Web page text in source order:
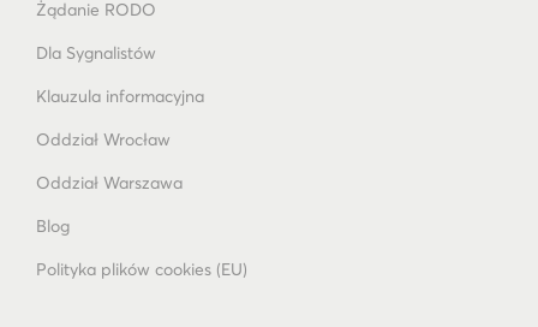
Żądanie RODO
Dla Sygnalistów
Klauzula informacyjna
Oddział Wrocław
Oddział Warszawa
Blog
Polityka plików cookies (EU)